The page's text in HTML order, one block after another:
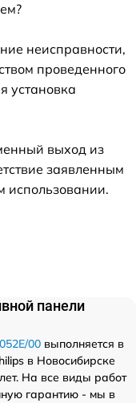
неисправности,
проведенного
установка
выход из
заявленным
использовании.
панели
00 выполняется в
в Новосибирске
На все виды работ
гарантию - мы в